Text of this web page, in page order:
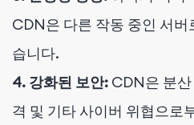
CDN은 다른 작동 중인 서버
습니다.
4. 강화된 보안: CDN은 분산
격 및 기타 사이버 위협으로